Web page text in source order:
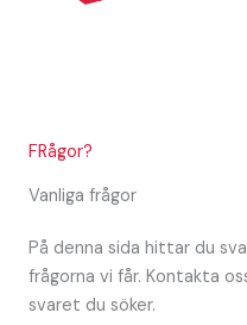
FRågor?
Vanliga frågor
På denna sida hittar du
frågorna vi får. Kontakta
svaret du söker.